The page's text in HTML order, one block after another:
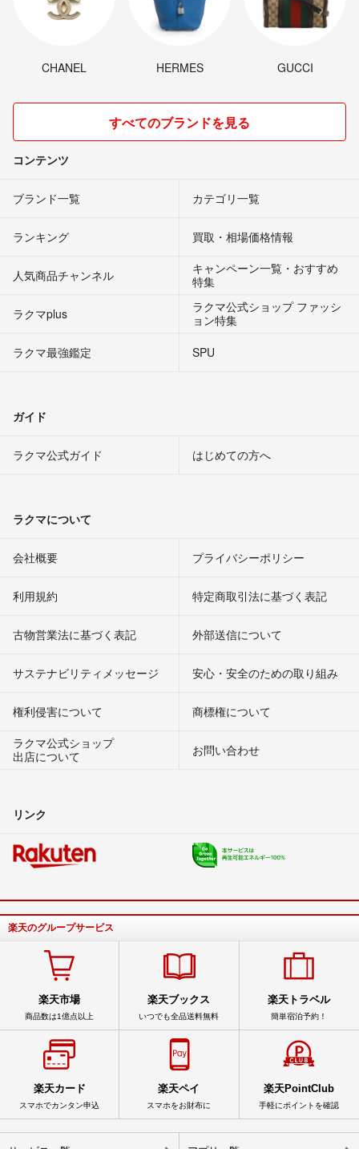
CHANEL HERMES GUCCI
すべてのブランドを見る
コンテンツ
ブランド一覧 カテゴリ一覧
ランキング 買取・相場価格情報
人気商品チャンネル
キャンペーン一覧・おすすめ
特集
ラクマplus
ラクマ公式ショップ ファッシ
ョン特集
ラクマ最強鑑定
SPU
ガイド
ラクマ公式ガイド はじめての方へ
ラクマについて
会社概要 プライバシーポリシー
利用規約 特定商取引法に基づく表記
古物営業法に基づく表記 外部送信について
サステナビリティメッセージ 安心・安全のための取り組み
権利侵害について
商標権について
ラクマ公式ショップ
出店について
お問い合わせ
リンク
楽天のグループサービス
楽天市場
商品数は1億点以上
楽天ブックス
いつでも全品送料無料
楽天トラベル
簡単宿泊予約！
楽天カード
スマホでカンタン申込
楽天ペイ
スマホをお財布に
楽天PointClub
手軽にポイントを確認